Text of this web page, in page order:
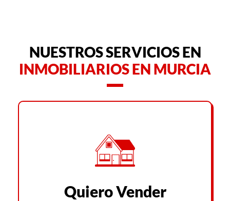
NUESTROS SERVICIOS EN
INMOBILIARIOS EN MURCIA
Quiero Vender